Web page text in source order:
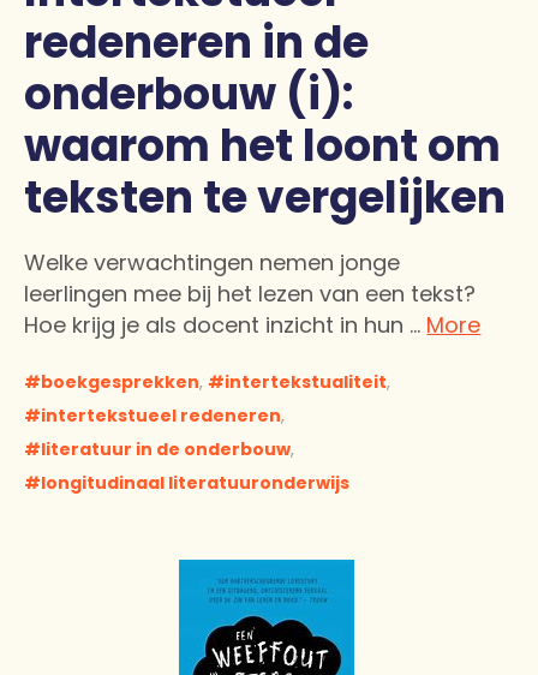
redeneren in de
onderbouw (i):
waarom het loont om
teksten te vergelijken
Welke verwachtingen nemen jonge
leerlingen mee bij het lezen van een tekst?
Hoe krijg je als docent inzicht in hun … More
boekgesprekken, intertekstualiteit,
intertekstueel redeneren,
literatuur in de onderbouw,
longitudinaal literatuuronderwijs